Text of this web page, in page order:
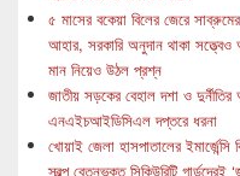
৫ মাসের বকেয়া বিলের জেরে
আহার, সরকারি অনুদান থাকা সত্ত্বেও
মান নিয়েও উঠল প্রশ্ন
জাতীয় সড়কের বেহাল দশা ও
এনএইচআইডিসিএল দপ্তরে ধরনা
খোয়াই জেলা হাসপাতালের
স্বল্প বেতনভূক্ত সিকিউরিটি